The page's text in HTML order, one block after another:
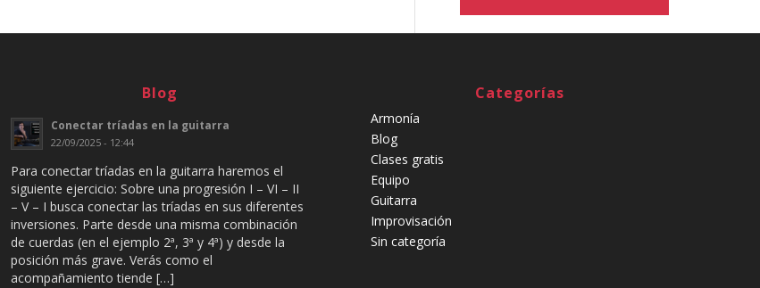
Blog
Conectar tríadas en la guitarra
22/09/2025 - 12:44
Para conectar tríadas en la guitarra haremos el
siguiente ejercicio: Sobre una progresión I – VI – II
– V – I busca conectar las tríadas en sus diferentes
inversiones. Parte desde una misma combinación
de cuerdas (en el ejemplo 2ª, 3ª y 4ª) y desde la
posición más grave. Verás como el
acompañamiento tiende […]
Categorías
Armonía
Blog
Clases gratis
Equipo
Guitarra
Improvisación
Sin categoría